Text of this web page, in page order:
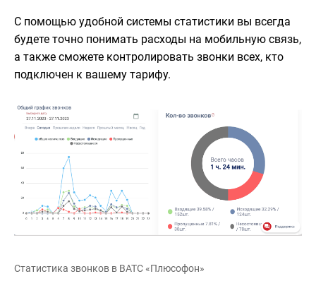
С помощью удобной системы статистики вы всегда
будете точно понимать расходы на мобильную связь,
а также сможете контролировать звонки всех, кто
подключен к вашему тарифу.
Статистика звонков в ВАТС «Плюсофон»